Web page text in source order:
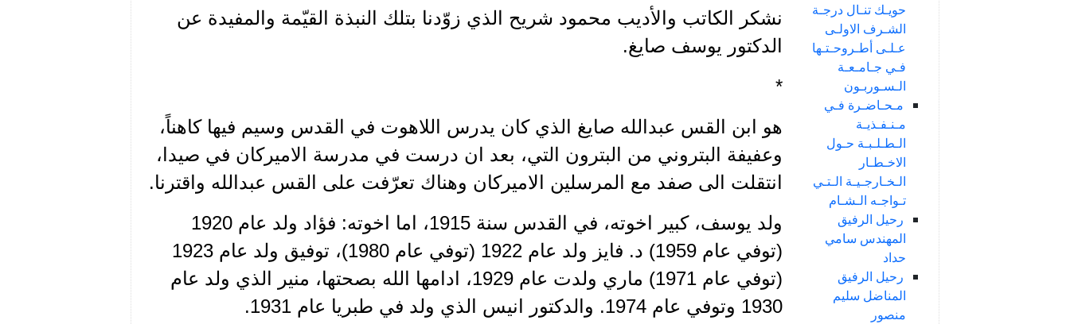
حويـك تنـال درجـة
الشـرف الاولـى
عـلـى أطـروحـتـها
فـي جـامـعـة
الـسـوربـون
مـحـاضـرة فـي
مـنـفـذيـة
الـطـلـبـة حـول
الاخـطـار
الـخـارجـيـة الـتـي
تـواجـه الـشـام
رحيل الرفيق
المهندس سامي
حداد
رحيل الرفيق
المناضل سليم
منصور
نشكر الكاتب والأديب محمود شريح الذي زوّدنا بتلك النبذة القيّمة والمفيدة عن
الدكتور يوسف صايغ.
*
هو ابن القس عبدالله صايغ الذي كان يدرس اللاهوت في القدس وسيم فيها كاهناً،
وعفيفة البتروني من البترون التي، بعد ان درست في مدرسة الاميركان في صيدا،
انتقلت الى صفد مع المرسلين الاميركان وهناك تعرّفت على القس عبدالله واقترنا.
ولد يوسف، كبير اخوته، في القدس سنة 1915، اما اخوته: فؤاد ولد عام 1920
(توفي عام 1959) د. فايز ولد عام 1922 (توفي عام 1980)، توفيق ولد عام 1923
(توفي عام 1971) ماري ولدت عام 1929، ادامها الله بصحتها، منير الذي ولد عام
1930 وتوفي عام 1974. والدكتور انيس الذي ولد في طبريا عام 1931.